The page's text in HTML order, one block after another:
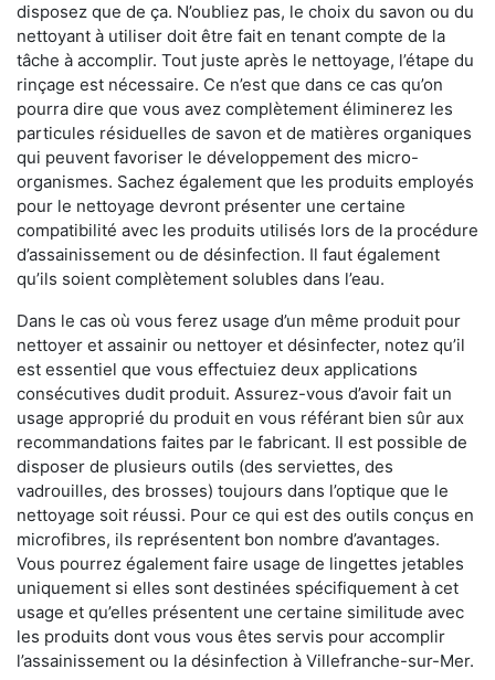
disposez que de ça. N’oubliez pas, le choix du savon ou du
nettoyant à utiliser doit être fait en tenant compte de la
tâche à accomplir. Tout juste après le nettoyage, l’étape du
rinçage est nécessaire. Ce n’est que dans ce cas qu’on
pourra dire que vous avez complètement éliminerez les
particules résiduelles de savon et de matières organiques
qui peuvent favoriser le développement des micro-
organismes. Sachez également que les produits employés
pour le nettoyage devront présenter une certaine
compatibilité avec les produits utilisés lors de la procédure
d’assainissement ou de désinfection. Il faut également
qu’ils soient complètement solubles dans l’eau.
Dans le cas où vous ferez usage d’un même produit pour
nettoyer et assainir ou nettoyer et désinfecter, notez qu’il
est essentiel que vous effectuiez deux applications
consécutives dudit produit. Assurez-vous d’avoir fait un
usage approprié du produit en vous référant bien sûr aux
recommandations faites par le fabricant. Il est possible de
disposer de plusieurs outils (des serviettes, des
vadrouilles, des brosses) toujours dans l’optique que le
nettoyage soit réussi. Pour ce qui est des outils conçus en
microfibres, ils représentent bon nombre d’avantages.
Vous pourrez également faire usage de lingettes jetables
uniquement si elles sont destinées spécifiquement à cet
usage et qu’elles présentent une certaine similitude avec
les produits dont vous vous êtes servis pour accomplir
l’assainissement ou la désinfection à Villefranche-sur-Mer.